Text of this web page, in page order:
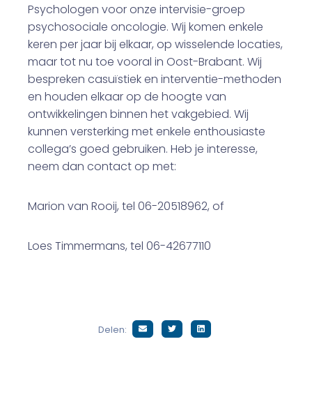
Psychologen voor onze intervisie-groep
psychosociale oncologie. Wij komen enkele
keren per jaar bij elkaar, op wisselende locaties,
maar tot nu toe vooral in Oost-Brabant. Wij
bespreken casuïstiek en interventie-methoden
en houden elkaar op de hoogte van
ontwikkelingen binnen het vakgebied. Wij
kunnen versterking met enkele enthousiaste
collega’s goed gebruiken. Heb je interesse,
neem dan contact op met:
Marion van Rooij, tel 06-20518962, of
Loes Timmermans, tel 06-42677110
Delen: